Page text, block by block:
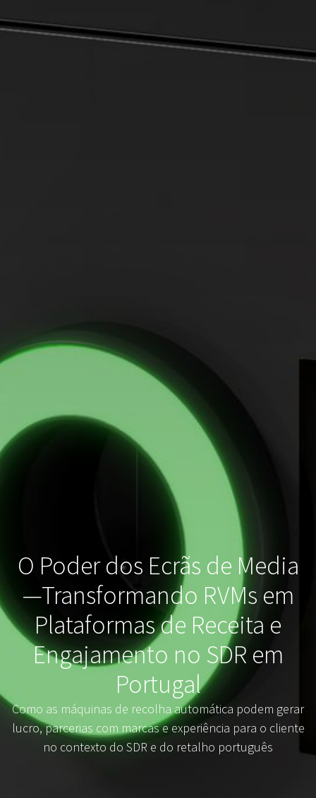
O Poder dos Ecrãs de Media
—Transformando RVMs em
Plataformas de Receita e
Engajamento no SDR em
Portugal
Como as máquinas de recolha automática podem gerar
lucro, parcerias com marcas e experiência para o cliente
no contexto do SDR e do retalho português